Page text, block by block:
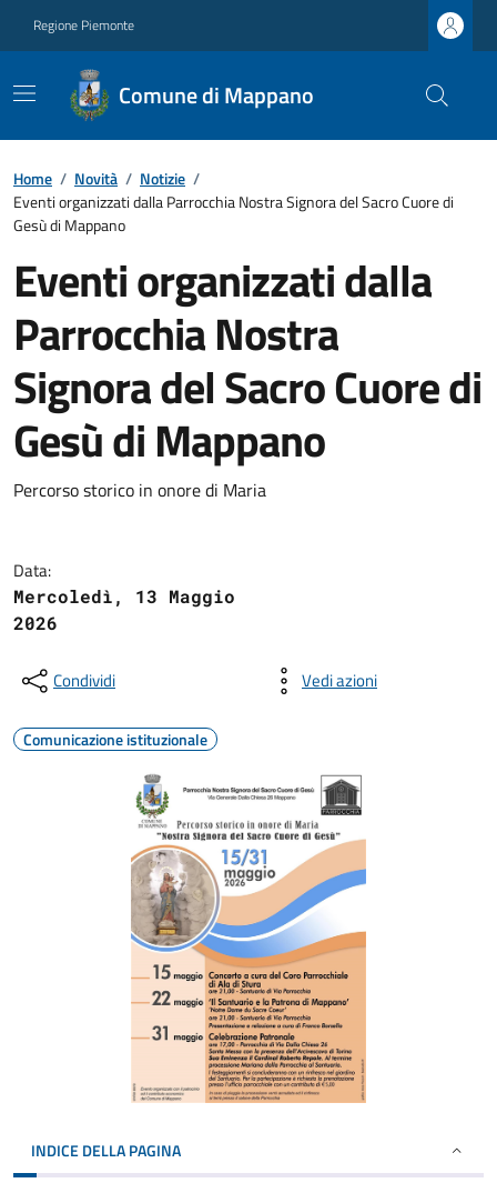
Regione Piemonte
Comune di Mappano
Home / Novità / Notizie /
Eventi organizzati dalla Parrocchia Nostra Signora del Sacro Cuore di
Gesù di Mappano
Eventi organizzati dalla
Parrocchia Nostra
Signora del Sacro Cuore di
Gesù di Mappano
Percorso storico in onore di Maria
Data:
Mercoledì, 13 Maggio
2026
Condividi Vedi azioni
Comunicazione istituzionale
INDICE DELLA PAGINA